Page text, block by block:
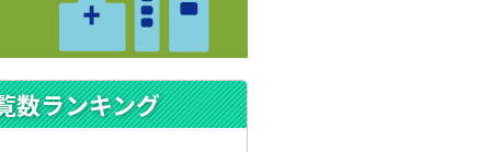
数ランキング